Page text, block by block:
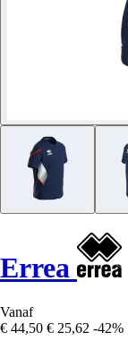
Errea
Vanaf
€ 44,50 € 25,62 -42%